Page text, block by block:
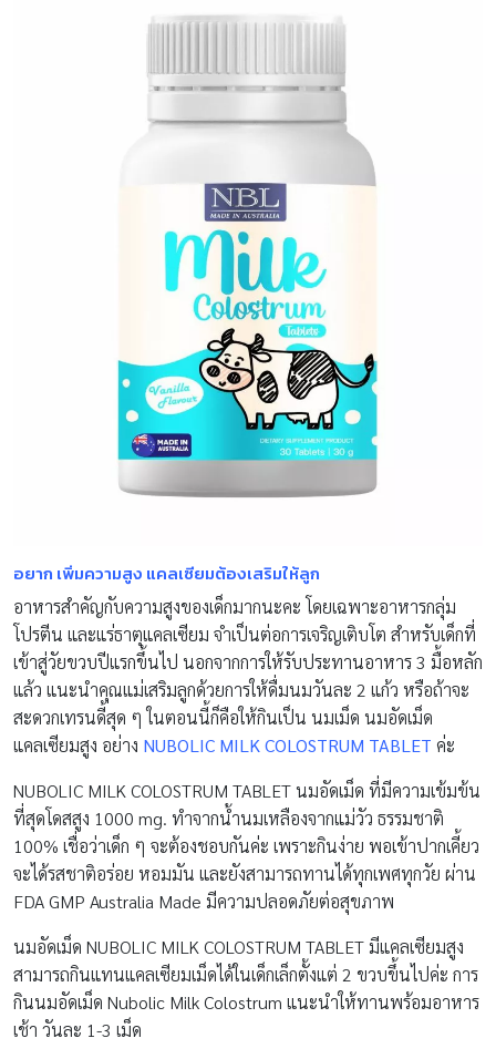
อยาก เพิ่มความสูง แคลเซียมต้องเสริมให้ลูก
อาหารสำคัญกับความสูงของเด็กมากนะคะ โดยเฉพาะอาหารกลุ่ม
โปรตีน และแร่ธาตุแคลเซียม จำเป็นต่อการเจริญเติบโต สำหรับเด็กที่
เข้าสู่วัยขวบปีแรกขึ้นไป นอกจากการให้รับประทานอาหาร 3 มื้อหลัก
แล้ว แนะนำคุณแม่เสริมลูกด้วยการให้ดื่มนมวันละ 2 แก้ว หรือถ้าจะ
สะดวกเทรนดี้สุด ๆ ในตอนนี้ก็คือให้กินเป็น นมเม็ด นมอัดเม็ด
แคลเซียมสูง อย่าง NUBOLIC MILK COLOSTRUM TABLET ค่ะ
NUBOLIC MILK COLOSTRUM TABLET นมอัดเม็ด ที่มีความเข้มข้น
ที่สุดโดสสูง 1000 mg. ทำจากน้ำนมเหลืองจากแม่วัว ธรรมชาติ
100% เชื่อว่าเด็ก ๆ จะต้องชอบกันค่ะ เพราะกินง่าย พอเข้าปากเคี้ยว
จะได้รสชาติอร่อย หอมมัน และยังสามารถทานได้ทุกเพศทุกวัย ผ่าน
FDA GMP Australia Made มีความปลอดภัยต่อสุขภาพ
นมอัดเม็ด NUBOLIC MILK COLOSTRUM TABLET มีแคลเซียมสูง
สามารถกินแทนแคลเซียมเม็ดได้ในเด็กเล็กตั้งแต่ 2 ขวบขึ้นไปค่ะ การ
กินนมอัดเม็ด Nubolic Milk Colostrum แนะนำให้ทานพร้อมอาหาร
เช้า วันละ 1-3 เม็ด